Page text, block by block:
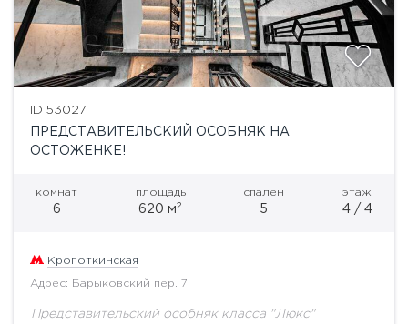
ID 53027
ПРЕДСТАВИТЕЛЬСКИЙ ОСОБНЯК НА
ОСТОЖЕНКЕ!
комнат
6
площадь
620 м2
спален
5
этаж
4 / 4
Кропоткинская
Адрес: Барыковский пер. 7
Представительский особняк класса "Люкс"